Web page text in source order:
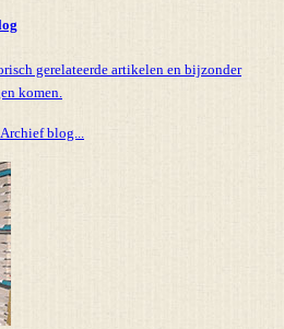
gerelateerde artikelen en bijzonder
komen.
blog...